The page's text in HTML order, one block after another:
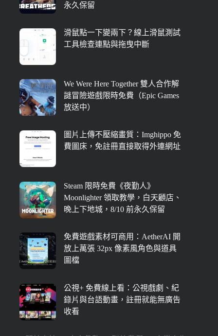
永久保留
滑鼠點一下變兩下？線上滑鼠測試
工具檢查連點與拖曳中斷
We Were Here Together 雙人合作解
謎冒險遊戲限時免費（Epic Games
放送中）
圖片上傳不壓縮畫質：Imghippo 免
費圖床，免註冊直接取得外連網址
Steam 限時免費《夜勤人》
Moonlighter 領取教學，白天顧店、
晚上下地城，8/10 前永久保留
免費遊戲素材可商用：AetherAI 開
放上萬張 32px 像素風角色與道具
圖檔
公視+ 免費線上看：公視戲劇、紀
錄片與台語動畫，註冊就能無廣告
收看